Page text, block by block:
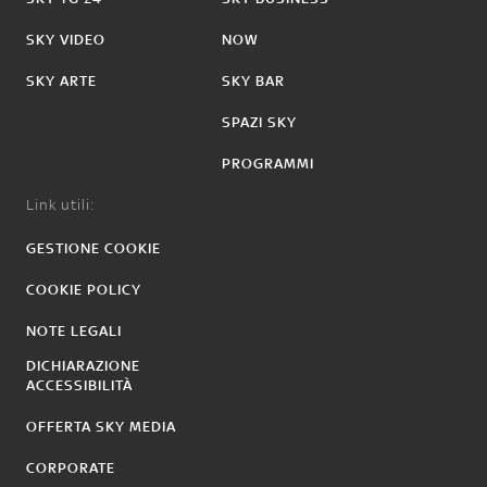
SKY VIDEO
SKY ARTE
NOW
SKY BAR
SPAZI SKY
PROGRAMMI
Link utili:
GESTIONE COOKIE
COOKIE POLICY
NOTE LEGALI
DICHIARAZIONE
ACCESSIBILITÀ
OFFERTA SKY MEDIA
CORPORATE